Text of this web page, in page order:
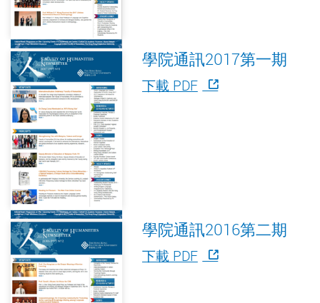
學院通訊2017第一期
下載 PDF
學院通訊2016第二期
下載 PDF